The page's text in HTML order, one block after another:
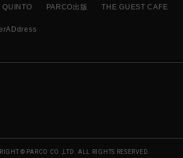
QUINTO PARCO出版 THE GUEST CAFE
© PARCO CO.,LTD. ALL RIGHTS RESERVED.